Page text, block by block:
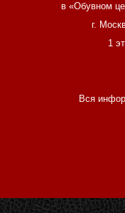
в «Обувном
г.
1
Вся